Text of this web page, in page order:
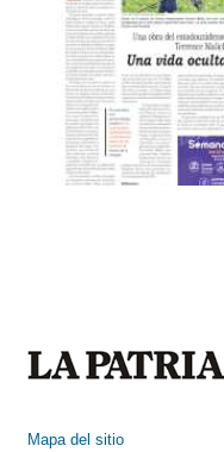
Mapa del sitio